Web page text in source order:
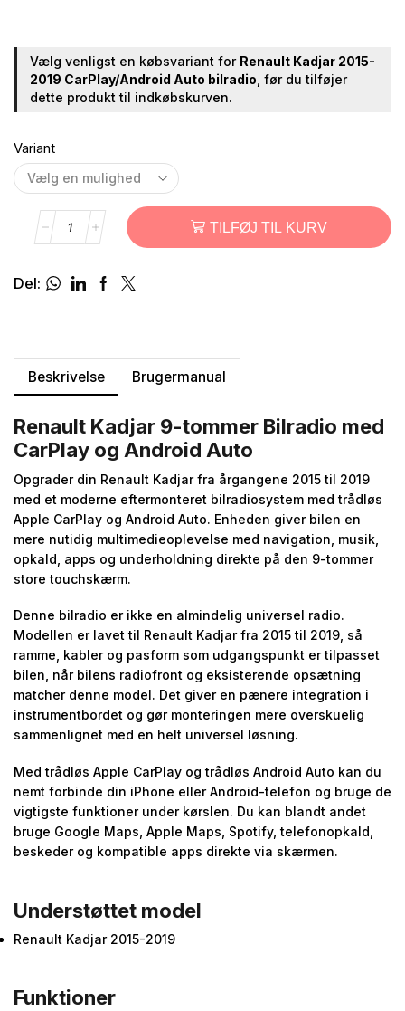
Vælg venligst en købsvariant for Renault Kadjar 2015-
2019 CarPlay/Android Auto bilradio , før du tilføjer
dette produkt til indkøbskurven.
Variant
TILFØJ TIL KURV
Del:
Beskrivelse Brugermanual
Renault Kadjar 9-tommer Bilradio med
CarPlay og Android Auto
Opgrader din Renault Kadjar fra årgangene 2015 til 2019
med et moderne eftermonteret bilradiosystem med trådløs
Apple CarPlay og Android Auto. Enheden giver bilen en
mere nutidig multimedieoplevelse med navigation, musik,
opkald, apps og underholdning direkte på den 9-tommer
store touchskærm.
Denne bilradio er ikke en almindelig universel radio.
Modellen er lavet til Renault Kadjar fra 2015 til 2019, så
ramme, kabler og pasform som udgangspunkt er tilpasset
bilen, når bilens radiofront og eksisterende opsætning
matcher denne model. Det giver en pænere integration i
instrumentbordet og gør monteringen mere overskuelig
sammenlignet med en helt universel løsning.
Med trådløs Apple CarPlay og trådløs Android Auto kan du
nemt forbinde din iPhone eller Android-telefon og bruge de
vigtigste funktioner under kørslen. Du kan blandt andet
bruge Google Maps, Apple Maps, Spotify, telefonopkald,
beskeder og kompatible apps direkte via skærmen.
Understøttet model
Renault Kadjar 2015-2019
Funktioner